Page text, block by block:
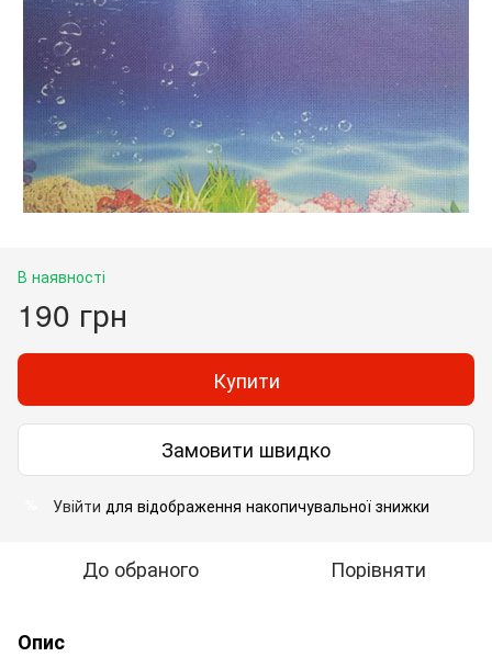
В наявності
190 грн
Купити
Замовити швидко
Увійти для відображення накопичувальної знижки
До обраного Порівняти
Опис